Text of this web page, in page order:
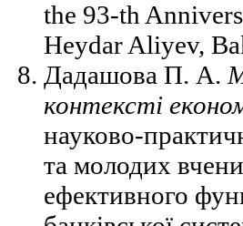
the 93-th
Heydar Aliyev,
Дадашова П. А.
контексті
науково-
та молодих
ефективного